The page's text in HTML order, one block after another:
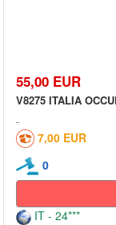
55,00 EUR
V8275 ITALIA
7,00 EUR
0
IT - 24***